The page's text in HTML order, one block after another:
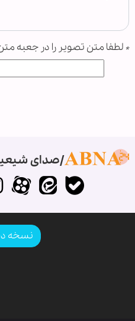
* لطفا متن تصویر را در جعبه
صدای
نسخه